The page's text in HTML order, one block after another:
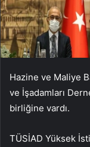
Hazine ve Maliye
ve İşadamları
birliğine vardı.
TÜSİAD Yüksek